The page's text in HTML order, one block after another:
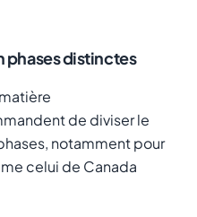
phases distinctes
de diviser le
notamment pour
celui de Canada